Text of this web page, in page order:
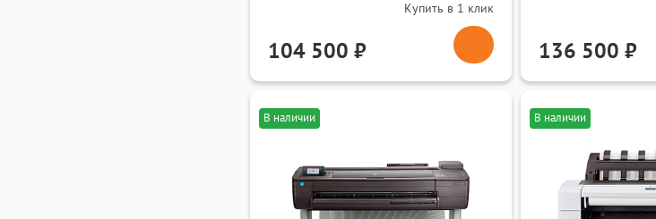
Купить в 1 клик
104 500 ₽ 136 500 ₽
В наличии В наличии